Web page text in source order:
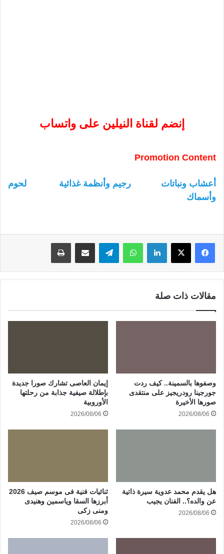
إنضم لقناة النيلين على واتساب
Promotion Content
أعشاب ونباتات رجيم وأنظمة غذائية
لحوم
وأسماك
لينكدإن واتساب
مقالات ذات صلة
وصفوها بالسمينة.. كيف ردت
جورجينا رودريجيز على منتقدى
صورها الأخيرة
2026/08/06
إيمان العاصى تشارك صورا جديدة
بإطلالة صيفية جذابة من رحلتها
الأوروبية
2026/08/06
هل يقدم محمد عدوية سيرة ذاتية
عن والده؟.. الفنان يجيب
2026/08/06
ثنائيات فنية فى موسم صيف 2026
أبرزها السقا وياسمين وهنيدى
ومنى زكى
2026/08/06